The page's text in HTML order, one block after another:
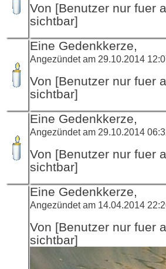
Von [Benutzer nur fuer
sichtbar]
Eine Gedenkkerze,
Angezündet am 29.10.2014
Von [Benutzer nur fuer
sichtbar]
Eine Gedenkkerze,
Angezündet am 29.10.2014
Von [Benutzer nur fuer
sichtbar]
Eine Gedenkkerze,
Angezündet am 14.04.2014
Von [Benutzer nur fuer
sichtbar]